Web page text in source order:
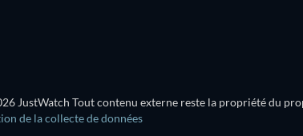
JustWatch Tout contenu externe reste la propriété du
de la collecte de données